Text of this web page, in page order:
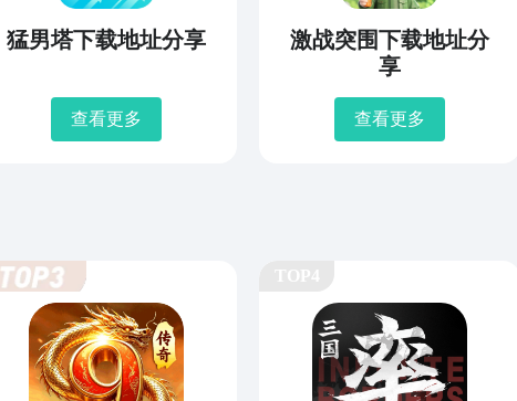
猛男塔下载地址分享
查看更多
激战突围下载地址分
享
查看更多